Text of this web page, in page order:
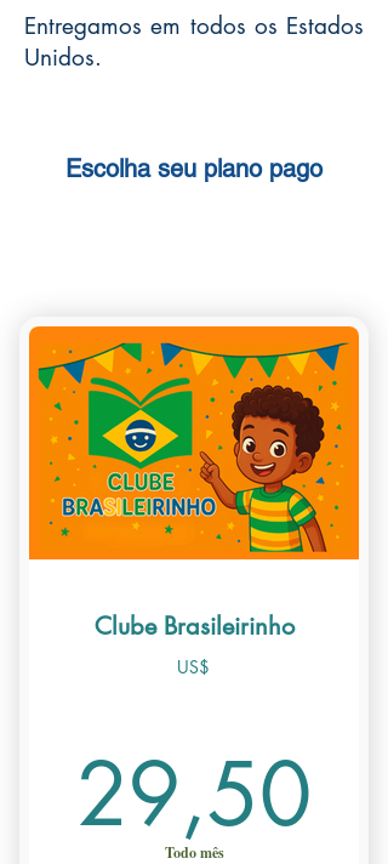
Entregamos em todos os Estados
Unidos.
Escolha seu plano pago
Clube Brasileirinho
US$
29,50
Todo mês